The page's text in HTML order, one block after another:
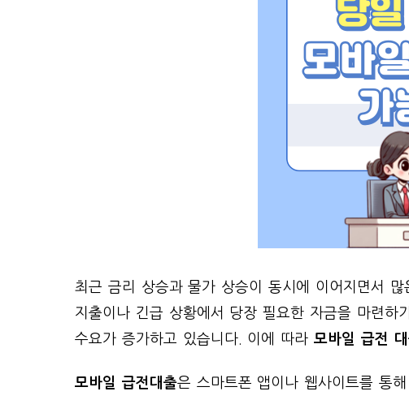
최근 금리 상승과 물가 상승이 동시에 이어지면서
지출이나 긴급 상황에서 당장 필요한 자금을 마련
수요가 증가하고 있습니다. 이에 따라 모바일 급전
모바일 급전대출은 스마트폰 앱이나 웹사이트를 통해